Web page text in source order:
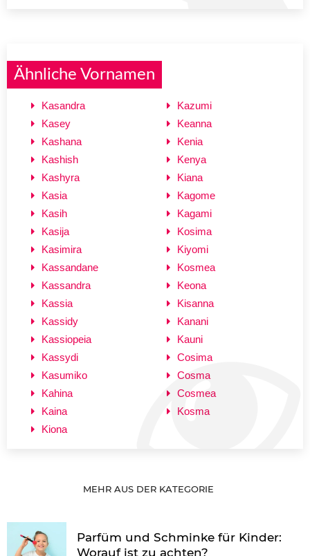
Ähnliche Vornamen
Kasandra
Kasey
Kashana
Kashish
Kashyra
Kasia
Kasih
Kasija
Kasimira
Kassandane
Kassandra
Kassia
Kassidy
Kassiopeia
Kassydi
Kasumiko
Kahina
Kaina
Kiona
Kazumi
Keanna
Kenia
Kenya
Kiana
Kagome
Kagami
Kosima
Kiyomi
Kosmea
Keona
Kisanna
Kanani
Kauni
Cosima
Cosma
Cosmea
Kosma
MEHR AUS DER KATEGORIE
Parfüm und Schminke für Kinder:
Worauf ist zu achten?